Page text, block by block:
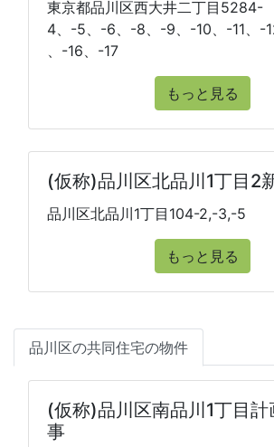
東京都品川区西大井二丁目5284-
4、-5、-6、-8、-9、-10、-11、-
、-16、-17
もっと見る
(仮称)品川区北品川1丁目2
品川区北品川1丁目104-2,-3,-5
もっと見る
品川区の共同住宅の物件
(仮称)品川区南品川1丁目計
事